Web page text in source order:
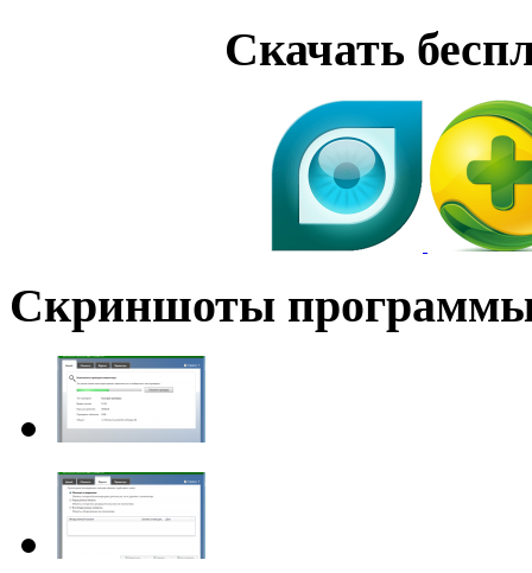
Скачать
Скриншоты